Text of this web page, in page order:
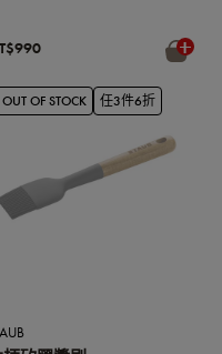
OUT OF STOCK 任3件6折